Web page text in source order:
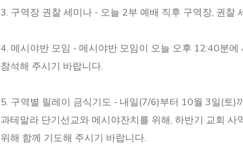
3. 구역장 권찰 세미나 - 오늘 2부 예배 직후 구역장, 권찰
4. 메시야반 모임 - 메시야반 모임이 오늘 오후 12:40분
참석해 주시기 바랍니다.
5. 구역별 릴레이 금식기도 - 내일(7/6)부터 10월 3일(토)
과테말라 단기선교와 메시야잔치를 위해, 하반기 교회
위해 함께 기도해 주시기 바랍니다.